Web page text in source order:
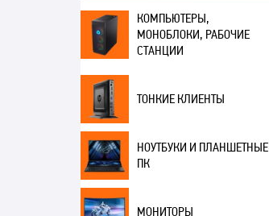
КОМПЬЮТЕРЫ,
МОНОБЛОКИ, РАБОЧИЕ
СТАНЦИИ
ТОНКИЕ КЛИЕНТЫ
НОУТБУКИ И ПЛАНШЕТНЫЕ
ПК
МОНИТОРЫ